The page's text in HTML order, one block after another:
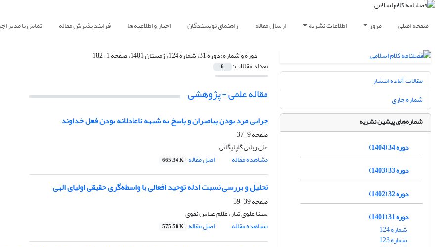
صفحه اصلی مرور اطلاعات نشریه ارسال مقاله راهنمای نویسندگان اخبار و اطلاعیه ها فرایند پذیرش مقاله تماس با مدیر
دوره و شماره:دوره 31، شماره 124، زمستان 1401، صفحه 1-182
تعداد مقالات: 6
مقاله علمی - پژوهشی
چرایی مرد بودن پیامبران و پاسخ به شبهه ناعادلانه بودن فعل خداوند
صفحه9-37
علی ربانی گلپایگانی
مشاهده مقاله
اصل مقاله 665.34 K
تحلیل و بررسی نسبت ادله توحید افعالی با ‌واسطه‌گری حقیقی ‌اولیای الهی
صفحه39-59
سینا علوی تبار، غللم عباس نقوی
مشاهده مقاله
اصل مقاله 575.58 K
مقالات آماده انتشار
شماره جاری
شماره‌های پیشین نشریه
دوره 34 (1404)
دوره 33 (1403)
دوره 32 (1402)
دوره 31 (1401)
شماره 124
شماره 123